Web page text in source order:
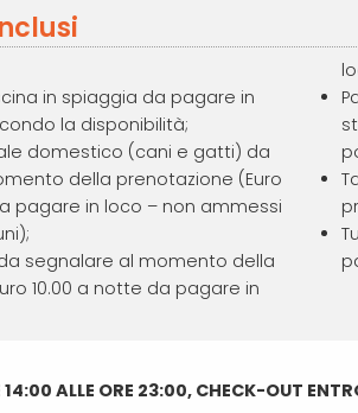
in spiaggia da pagare in
la disponibilità;
domestico (cani e gatti) da
della prenotazione (Euro
pagare in loco – non ammessi
segnalare al momento della
10.00 a notte da pagare in
ALLE ORE 23:00, CHECK-OUT